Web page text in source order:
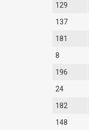
129
137
181
8
196
24
182
148